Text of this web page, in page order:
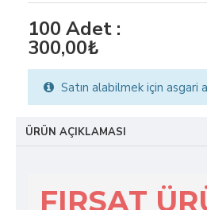
100 Adet :
300,00₺
Satın alabilmek için asgari
ÜRÜN AÇIKLAMASI
FIRSAT